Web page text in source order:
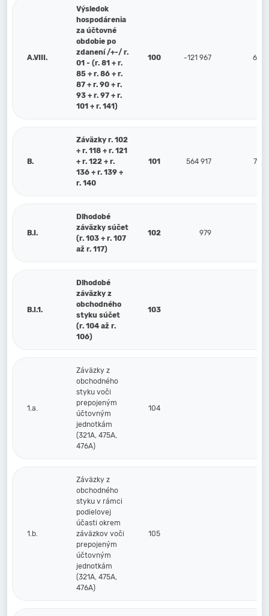
A.VIII.
Výsledok
hospodárenia
za účtovné
obdobie po
zdanení /+-/ r.
01 - (r. 81 + r.
85 + r. 86 + r.
87 + r. 90 + r.
93 + r. 97 + r.
101 + r. 141)
100 -121 967 674
B.
Záväzky r. 102
+ r. 118 + r. 121
+ r. 122 + r.
136 + r. 139 +
r. 140
101 564 917 795
B.I.
Dlhodobé
záväzky súčet
(r. 103 + r. 107
až r. 117)
102 979
B.I.1.
Dlhodobé
záväzky z
obchodného
styku súčet
(r. 104 až r.
106)
103
1.a.
Záväzky z
obchodného
styku voči
prepojeným
účtovným
jednotkám
(321A, 475A,
476A)
104
1.b.
Záväzky z
obchodného
styku v rámci
podielovej
účasti okrem
záväzkov voči
prepojeným
účtovným
jednotkám
(321A, 475A,
476A)
105